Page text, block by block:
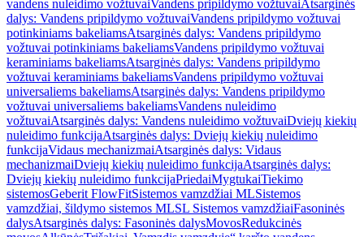
vandens nuleidimo vožtuvaiVandens pripildymo vožtuvaiAtsarginės
dalys: Vandens pripildymo vožtuvaiVandens pripildymo vožtuvai
potinkiniams bakeliamsAtsarginės dalys: Vandens pripildymo
vožtuvai potinkiniams bakeliamsVandens pripildymo vožtuvai
keraminiams bakeliamsAtsarginės dalys: Vandens pripildymo
vožtuvai keraminiams bakeliamsVandens pripildymo vožtuvai
universaliems bakeliamsAtsarginės dalys: Vandens pripildymo
vožtuvai universaliems bakeliamsVandens nuleidimo
vožtuvaiAtsarginės dalys: Vandens nuleidimo vožtuvaiDviejų kiekių
nuleidimo funkcijaAtsarginės dalys: Dviejų kiekių nuleidimo
funkcijaVidaus mechanizmaiAtsarginės dalys: Vidaus
mechanizmaiDviejų kiekių nuleidimo funkcijaAtsarginės dalys:
Dviejų kiekių nuleidimo funkcijaPriedaiMygtukaiTiekimo
sistemosGeberit FlowFitSistemos vamzdžiai MLSistemos
vamzdžiai, šildymo sistemos MLSL Sistemos vamzdžiaiFasoninės
dalysAtsarginės dalys: Fasoninės dalysMovosRedukcinės